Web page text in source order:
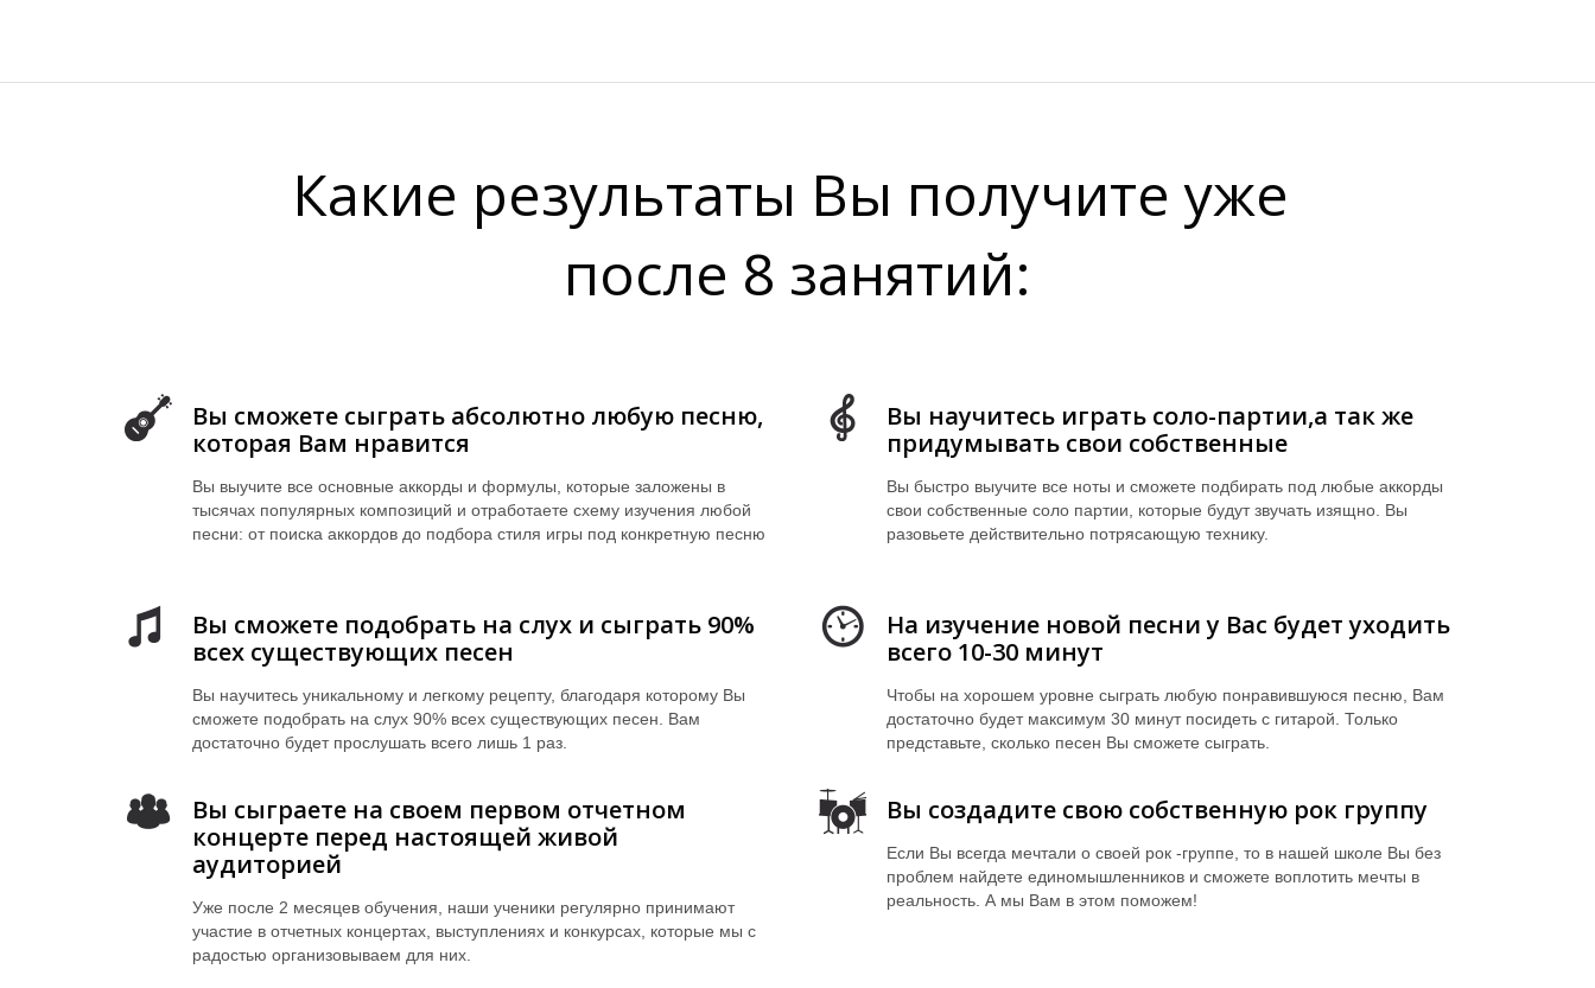
Какие результаты Вы получите уже
после 8 занятий:
Вы сможете сыграть абсолютно любую песню,
которая Вам нравится
Вы выучите все основные аккорды и формулы, которые заложены в
тысячах популярных композиций и отработаете схему изучения любой
песни: от поиска аккордов до подбора стиля игры под конкретную песню
Вы научитесь играть соло-партии,а так же
придумывать свои собственные
Вы быстро выучите все ноты и сможете подбирать под любые аккорды
свои собственные соло партии, которые будут звучать изящно. Вы
разовьете действительно потрясающую технику.
Вы сможете подобрать на слух и сыграть 90%
всех существующих песен
Вы научитесь уникальному и легкому рецепту, благодаря которому Вы
сможете подобрать на слух 90% всех существующих песен. Вам
достаточно будет прослушать всего лишь 1 раз.
На изучение новой песни у Вас будет уходить
всего 10-30 минут
Чтобы на хорошем уровне сыграть любую понравившуюся песню, Вам
достаточно будет максимум 30 минут посидеть с гитарой. Только
представьте, сколько песен Вы сможете сыграть.
Вы сыграете на своем первом отчетном
концерте перед настоящей живой
аудиторией
Уже после 2 месяцев обучения, наши ученики регулярно принимают
участие в отчетных концертах, выступлениях и конкурсах, которые мы с
радостью организовываем для них.
Вы создадите свою собственную рок группу
Если Вы всегда мечтали о своей рок -группе, то в нашей школе Вы без
проблем найдете единомышленников и сможете воплотить мечты в
реальность. А мы Вам в этом поможем!